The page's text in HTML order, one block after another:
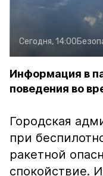
Сегодня, 14:00
Информация в
поведения во
Городская
при
ракетной
спокойствие.